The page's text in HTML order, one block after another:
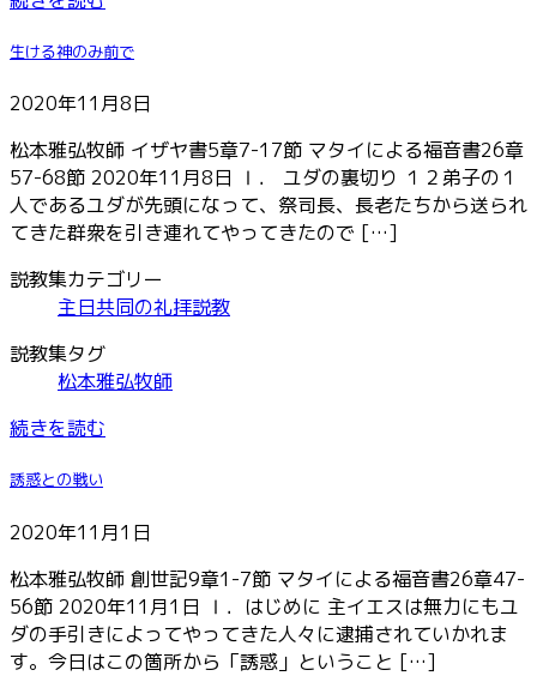
生ける神のみ前で
2020年11月8日
松本雅弘牧師 イザヤ書5章7-17節 マタイによる福音書26章
57-68節 2020年11月8日 Ⅰ． ユダの裏切り １２弟子の１
人であるユダが先頭になって、祭司長、長老たちから送られ
てきた群衆を引き連れてやってきたので […]
説教集カテゴリー
主日共同の礼拝説教
説教集タグ
松本雅弘牧師
続きを読む
誘惑との戦い
2020年11月1日
松本雅弘牧師 創世記9章1-7節 マタイによる福音書26章47-
56節 2020年11月1日 Ⅰ．はじめに 主イエスは無力にもユ
ダの手引きによってやってきた人々に逮捕されていかれま
す。今日はこの箇所から「誘惑」ということ […]